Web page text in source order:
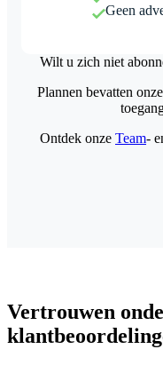
Geen
Wilt u zich niet
Plannen bevatten onze
Ontdek onze Team-
Vertrouwen